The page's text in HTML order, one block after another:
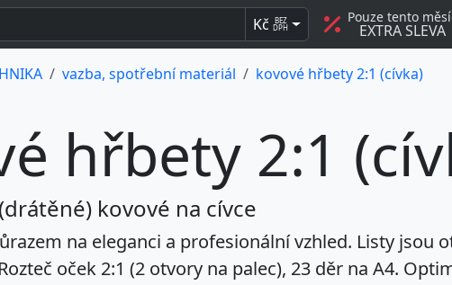
Kč BEZ
DPH
Pouze tento
EXTRA SLEVA
vazba, spotřební materiál kovové hřbety 2:1 (cívka)
hřbety 2:1
kovové na cívce
na eleganci a profesionální vzhled. Listy jsou
oček 2:1 (2 otvory na palec), 23 děr na A4.